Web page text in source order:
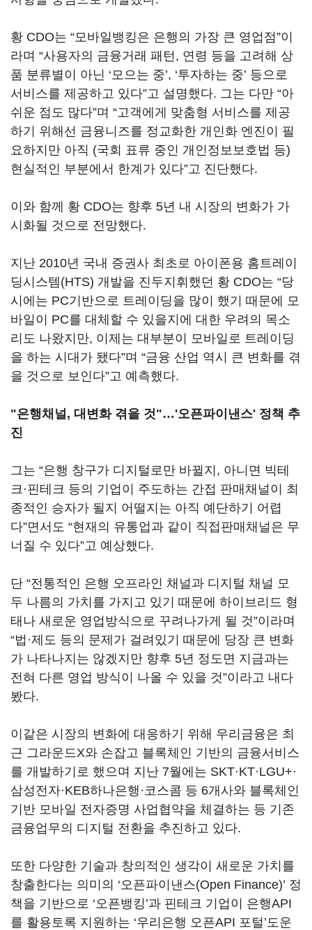
황 CDO는 “모바일뱅킹은 은행의 가장 큰 영업점”이
라며 “사용자의 금융거래 패턴, 연령 등을 고려해 상
품 분류별이 아닌 ‘모으는 중’, ‘투자하는 중’ 등으로
서비스를 제공하고 있다”고 설명했다. 그는 다만 “아
쉬운 점도 많다”며 “고객에게 맞춤형 서비스를 제공
하기 위해선 금융니즈를 정교화한 개인화 엔진이 필
요하지만 아직 (국회 표류 중인 개인정보보호법 등)
현실적인 부분에서 한계가 있다”고 진단했다.
이와 함께 황 CDO는 향후 5년 내 시장의 변화가 가
시화될 것으로 전망했다.
지난 2010년 국내 증권사 최초로 아이폰용 홈트레이
딩시스템(HTS) 개발을 진두지휘했던 황 CDO는 “당
시에는 PC기반으로 트레이딩을 많이 했기 때문에 모
바일이 PC를 대체할 수 있을지에 대한 우려의 목소
리도 나왔지만, 이제는 대부분이 모바일로 트레이딩
을 하는 시대가 됐다”며 “금융 산업 역시 큰 변화를 겪
을 것으로 보인다”고 예측했다.
"은행채널, 대변화 겪을 것"…'오픈파이낸스' 정책 추
진
그는 “은행 창구가 디지털로만 바뀔지, 아니면 빅테
크·핀테크 등의 기업이 주도하는 간접 판매채널이 최
종적인 승자가 될지 어떨지는 아직 예단하기 어렵
다”면서도 “현재의 유통업과 같이 직접판매채널은 무
너질 수 있다”고 예상했다.
단 “전통적인 은행 오프라인 채널과 디지털 채널 모
두 나름의 가치를 가지고 있기 때문에 하이브리드 형
태나 새로운 영업방식으로 꾸려나가게 될 것”이라며
“법·제도 등의 문제가 걸려있기 때문에 당장 큰 변화
가 나타나지는 않겠지만 향후 5년 정도면 지금과는
전혀 다른 영업 방식이 나올 수 있을 것”이라고 내다
봤다.
이같은 시장의 변화에 대응하기 위해 우리금융은 최
근 그라운드X와 손잡고 블록체인 기반의 금융서비스
를 개발하기로 했으며 지난 7월에는 SKT·KT·LGU+·
삼성전자·KEB하나은행·코스콤 등 6개사와 블록체인
기반 모바일 전자증명 사업협약을 체결하는 등 기존
금융업무의 디지털 전환을 추진하고 있다.
또한 다양한 기술과 창의적인 생각이 새로운 가치를
창출한다는 의미의 ‘오픈파이낸스(Open Finance)’ 정
책을 기반으로 ‘오픈뱅킹’과 핀테크 기업이 은행API
를 활용토록 지원하는 ‘우리은행 오픈API 포털’도운